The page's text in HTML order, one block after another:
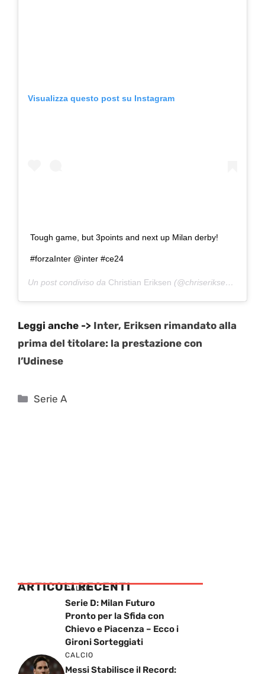
Visualizza questo post su Instagram
Tough game, but 3points and next up Milan derby!
#forzaInter @inter #ce24
Un post condiviso da Christian Eriksen (@chriseriksen8) in data:
Leggi anche -> Inter, Eriksen rimandato alla
prima del titolare: la prestazione con
l’Udinese
Categorie
Serie A
ARTICOLI RECENTI
CALCIO
Serie D: Milan Futuro
Pronto per la Sfida con
Chievo e Piacenza – Ecco i
Gironi Sorteggiati
CALCIO
Messi Stabilisce il Record: